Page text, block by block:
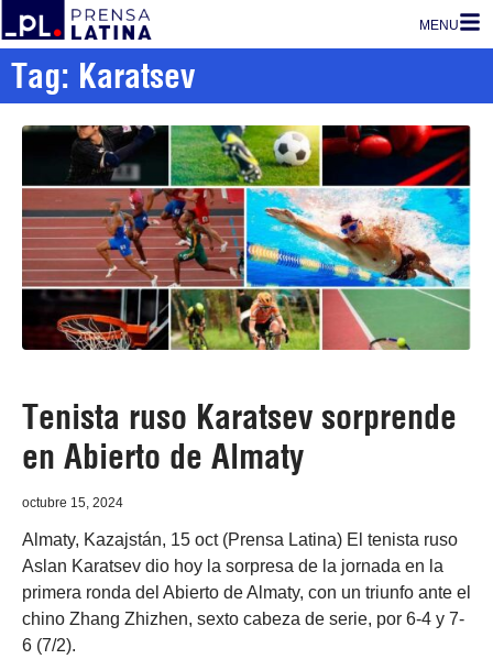
MENU
Tag: Karatsev
Tenista ruso Karatsev sorprende
en Abierto de Almaty
octubre 15, 2024
Almaty, Kazajstán, 15 oct (Prensa Latina) El tenista ruso
Aslan Karatsev dio hoy la sorpresa de la jornada en la
primera ronda del Abierto de Almaty, con un triunfo ante el
chino Zhang Zhizhen, sexto cabeza de serie, por 6-4 y 7-
6 (7/2).